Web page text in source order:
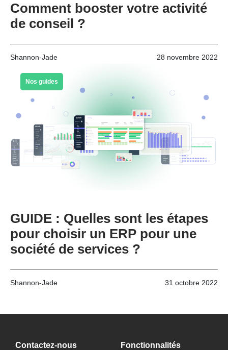
Comment booster votre activité
de conseil ?
Shannon-Jade 28 novembre 2022
Nos guides
GUIDE : Quelles sont les étapes
pour choisir un ERP pour une
société de services ?
Shannon-Jade 31 octobre 2022
Contactez-nous
Fonctionnalités